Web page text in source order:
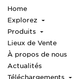
Home
Explorez
Produits
Lieux de Vente
À propos de nous
Actualités
Téléchargements